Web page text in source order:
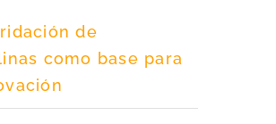
de
como base para